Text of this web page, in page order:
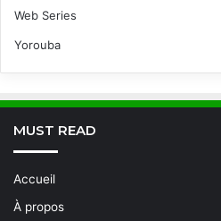
Web Series
Yorouba
MUST READ
Accueil
À propos